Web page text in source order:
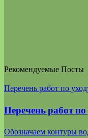
Рекомендуемые Посты
Перечень работ по
Перечень работ
Обозначаем контуры